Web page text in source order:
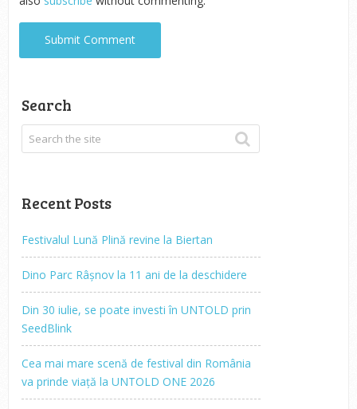
Search
Recent Posts
Festivalul Lună Plină revine la Biertan
Dino Parc Râșnov la 11 ani de la deschidere
Din 30 iulie, se poate investi în UNTOLD prin
SeedBlink
Cea mai mare scenă de festival din România
va prinde viață la UNTOLD ONE 2026